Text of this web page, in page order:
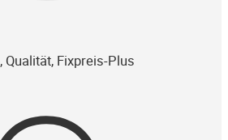
Qualität, Fixpreis-Plus